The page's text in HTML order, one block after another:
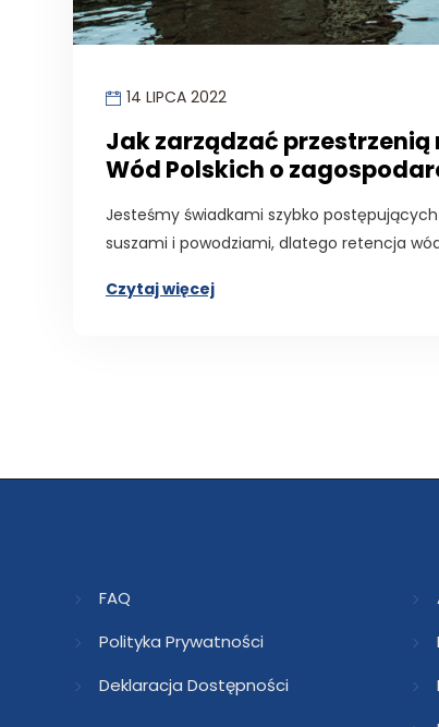
14 LIPCA 2022
Jak zarządzać
Wód Polskich o
Jesteśmy świadkami szybko
suszami i powodziami, dlatego retencja
Czytaj więcej
FAQ
Polityka Prywatności
Deklaracja Dostępności